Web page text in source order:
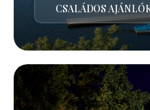
CSALÁDOS